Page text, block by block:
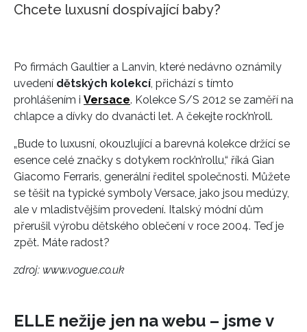
Chcete luxusní dospívající baby?
Po firmách Gaultier a Lanvin, které nedávno oznámily
uvedení dětských kolekcí , přichází s tímto
prohlášením i Versace. Kolekce S/S 2012 se zaměří na
chlapce a dívky do dvanácti let. A čekejte rock’n’roll.
„Bude to luxusní, okouzlující a barevná kolekce držící se
esence celé značky s dotykem rock’n’rollu,“ říká Gian
Giacomo Ferraris, generální ředitel společnosti. Můžete
se těšit na typické symboly Versace, jako jsou medúzy,
ale v mladistvějším provedení. Italský módní dům
přerušil výrobu dětského oblečení v roce 2004. Teď je
zpět. Máte radost?
zdroj: www.vogue.co.uk
ELLE nežije jen na webu – jsme v